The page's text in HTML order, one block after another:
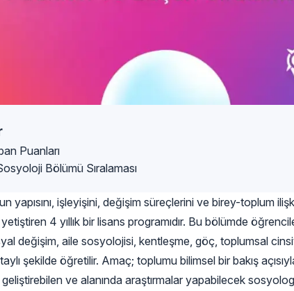
Puanları
Bölümü Sıralaması
yapısını, işleyişini, değişim süreçlerini ve birey-toplum
4 yıllık bir lisans programıdır. Bu bölümde
değişim, aile sosyolojisi, kentleşme, göç, toplumsal
şekilde öğretilir. Amaç; toplumu bilimsel bir bakış
ve alanında araştırmalar yapabilecek